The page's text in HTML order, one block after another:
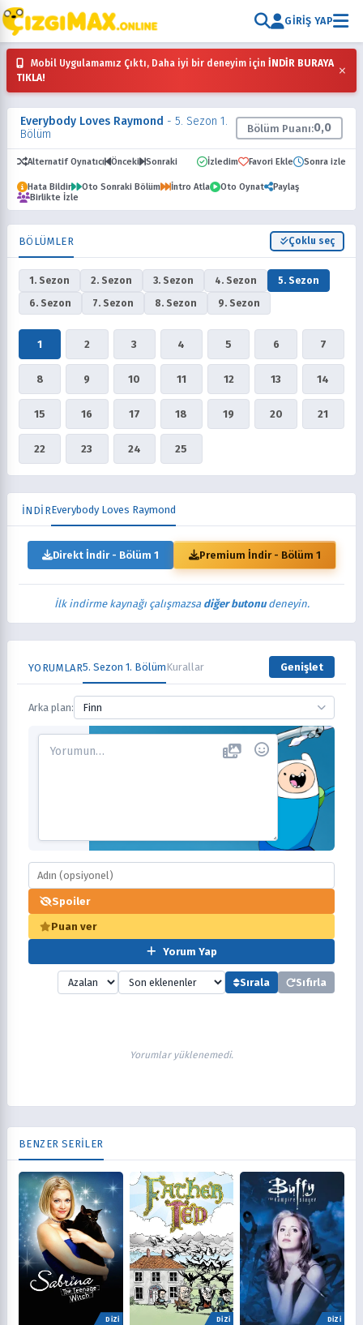
GIRIŞ YAP
Mobil Uygulamamız Çıktı, Daha iyi bir deneyim için İNDİR BURAYA
TIKLA!
×
Everybody Loves Raymond - 5. Sezon 1.
Bölüm
Bölüm Puanı:0,0
Alternatif Oynatıcı Önceki Sonraki İzledim Favori Ekle Sonra izle
Hata Bildir Oto Sonraki Bölüm İntro Atla Oto Oynat
Paylaş
Birlikte İzle
BÖLÜMLER Çoklu seç
1. Sezon 2. Sezon 3. Sezon 4. Sezon
5. Sezon
6. Sezon
7. Sezon 8. Sezon 9. Sezon
1 2 3 4 5 6 7
8 9 10 11 12 13 14
15 16 17 18 19 20 21
22 23 24 25
İNDİREverybody Loves Raymond
Direkt İndir - Bölüm 1 Premium İndir - Bölüm 1
İlk indirme kaynağı çalışmazsa diğer butonudeneyin.
YORUMLAR5. Sezon 1. BölümKurallar Genişlet
Arka plan: Finn
Spoiler
Puan ver
Yorum Yap
Sırala Sıfırla
Yorumlar yüklenemedi.
BENZER SERİLER
DİZİ DİZİ DİZİ